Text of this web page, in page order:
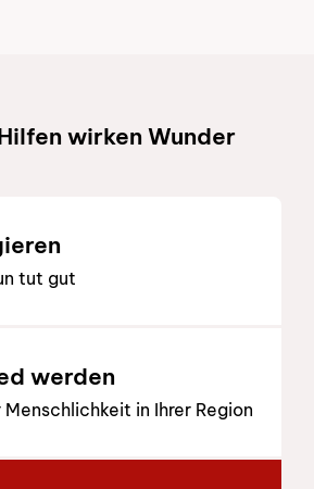
wirken Wunder
tut gut
werden
Menschlichkeit in Ihrer Region